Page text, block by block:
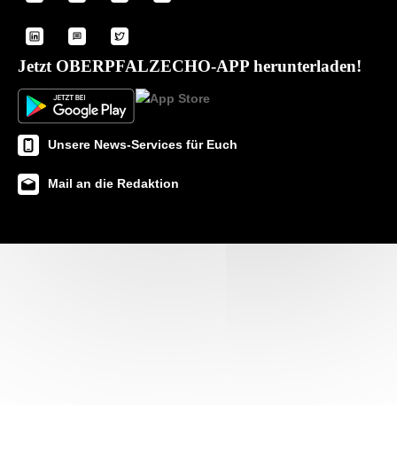
Jetzt OBERPFALZECHO-APP herunterladen!
Unsere News-Services für Euch
Mail an die Redaktion